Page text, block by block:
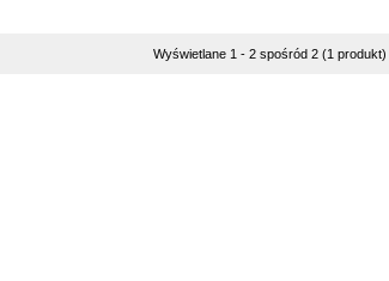
Wyświetlane 1 - 2 spośród 2 (1 produkt)